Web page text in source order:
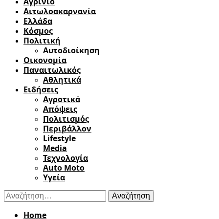
Αιτωλοακαρνανία
Ελλάδα
Κόσμος
Πολιτική
Αυτοδιοίκηση
Οικονομία
Παναιτωλικός
Αθλητικά
Ειδήσεις
Αγροτικά
Απόψεις
Πολιτισμός
Περιβάλλον
Lifestyle
Media
Τεχνολογία
Auto Moto
Υγεία
Αναζήτηση
για:
Home